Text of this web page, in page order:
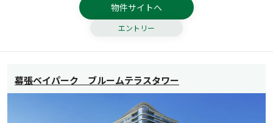
物件サイトへ
エントリー
幕張ベイパーク ブルームテラスタワー